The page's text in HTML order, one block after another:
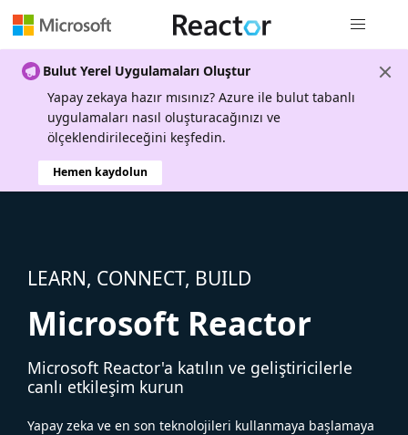
Bulut Yerel Uygulamaları Oluştur
Yapay zekaya hazır mısınız? Azure ile bulut tabanlı
uygulamaları nasıl oluşturacağınızı ve
ölçeklendirileceğini keşfedin.
Hemen kaydolun
LEARN, CONNECT, BUILD
Microsoft Reactor
Microsoft Reactor'a katılın ve geliştiricilerle
canlı etkileşim kurun
Yapay zeka ve en son teknolojileri kullanmaya başlamaya